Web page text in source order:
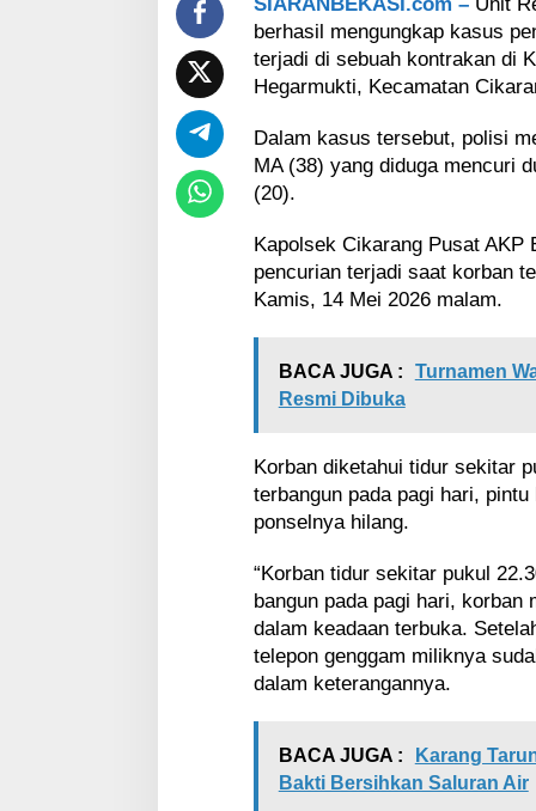
H
P
d
i
o
n
k
a
n
g
r
t
i
berhasil mengungkap kasus
terjadi di sebuah kontrakan di
Hegarmukti, Kecamatan
Dalam kasus tersebut, polisi
MA (38) yang diduga mencuri
(20).
Kapolsek Cikarang Pusat
pencurian terjadi saat korban
Kamis, 14 Mei 2026 malam.
BACA JUGA :
Turnamen
Resmi Dibuka
Korban diketahui tidur sekitar
terbangun pada pagi hari,
ponselnya hilang.
“Korban tidur sekitar pukul
bangun pada pagi hari, korban
dalam keadaan terbuka.
telepon genggam miliknya
dalam keterangannya.
BACA JUGA :
Karang
Bakti Bersihkan Saluran Air